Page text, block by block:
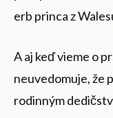
erb princa z
A aj keď vieme o
neuvedomuje, že
rodinným